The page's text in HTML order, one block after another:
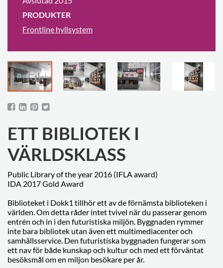
PRODUKTER
Frontline hyllsystem
ETT BIBLIOTEK I
VÄRLDSKLASS
Public Library of the year 2016 (IFLA award)
IDA 2017 Gold Award
Biblioteket i Dokk1 tillhör ett av de förnämsta biblioteken i
världen. Om detta råder intet tvivel när du passerar genom
entrén och in i den futuristiska miljön. Byggnaden rymmer
inte bara bibliotek utan även ett multimediacenter och
samhällsservice. Den futuristiska byggnaden fungerar som
ett nav för både kunskap och kultur och med ett förväntat
besöksmål om en miljon besökare per år.